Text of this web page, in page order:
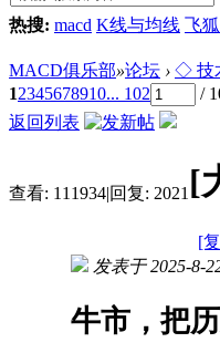
热搜: macd K线与均线 飞
MACD俱乐部»论坛 › ◇ 技
12345678910... 102 /
返回列表
查看: 111934|回复: 2021 [
[
发表于 2025-8-
牛市，把